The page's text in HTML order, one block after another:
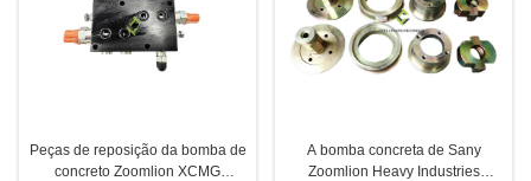
Peças de reposição da bomba de
concreto Zoomlion XCMG
A bomba concreta de Sany
Zoomlion Heavy Industries